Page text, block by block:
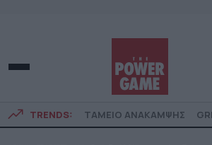
TRENDS: ΤΑΜΕΙΟ ΑΝΑΚΑΜΨΗΣ